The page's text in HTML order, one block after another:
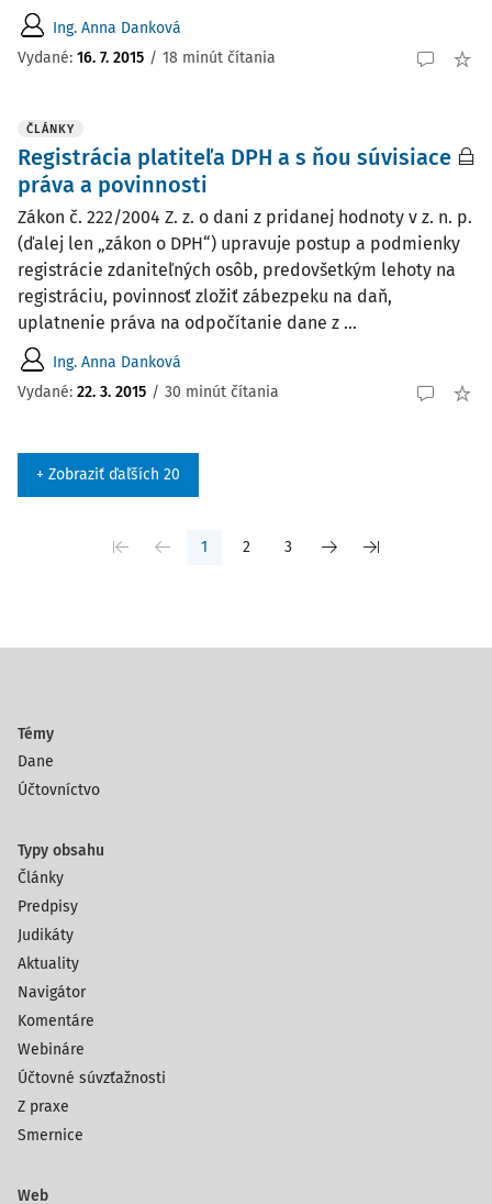
Ing. Anna Danková
Vydané: 16. 7. 2015 / 18 minút čítania
ČLÁNKY
Registrácia platiteľa DPH a s ňou súvisiace
práva a povinnosti
Zákon č. 222/2004 Z. z. o dani z pridanej hodnoty v z. n. p.
(ďalej len „zákon o DPH“) upravuje postup a podmienky
registrácie zdaniteľných osôb, predovšetkým lehoty na
registráciu, povinnosť zložiť zábezpeku na daň,
uplatnenie práva na odpočítanie dane z ...
Ing. Anna Danková
Vydané: 22. 3. 2015 / 30 minút čítania
+ Zobraziť ďaľších 20
1 2 3
Témy
Dane
Účtovníctvo
Typy obsahu
Články
Predpisy
Judikáty
Aktuality
Navigátor
Komentáre
Webináre
Účtovné súvzťažnosti
Z praxe
Smernice
Web